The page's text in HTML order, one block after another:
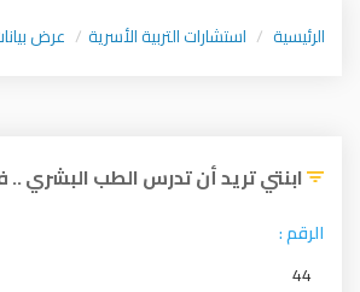
الرئيسية استشارات التربية الأسرية عرض
ابنتي تريد أن تدرس الطب البشري
الرقم :
44